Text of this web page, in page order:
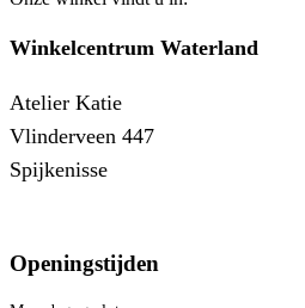
Winkelcentrum Waterland
Atelier Katie
Vlinderveen 447
Spijkenisse
Openingstijden